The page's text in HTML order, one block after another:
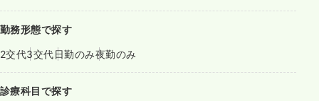
勤務形態で探す
2交代3交代日勤のみ夜勤のみ
診療科目で探す